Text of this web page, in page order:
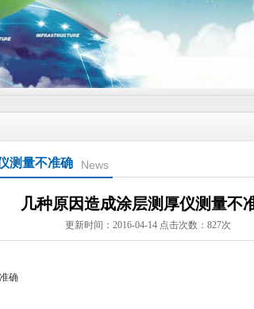
测量不准确 News
几种原因造成涂层测厚仪测量不
更新时间：2016-04-14 点击次数：827次
确